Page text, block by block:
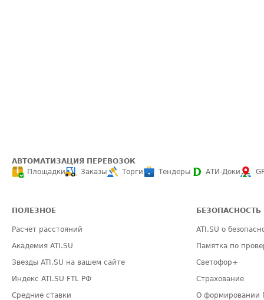
АВТОМАТИЗАЦИЯ ПЕРЕВОЗОК
Площадки
Заказы Торги Тендеры АТИ-Доки
ПОЛЕЗНОЕ
Расчет расстояний
Академия ATI.SU
Звезды ATI.SU на вашем сайте
Индекс ATI.SU FTL РФ
Средние ставки
БЕЗОПАСНОСТЬ
ATI.SU о
Памятка по
Светофор+
Страхование
О формировании